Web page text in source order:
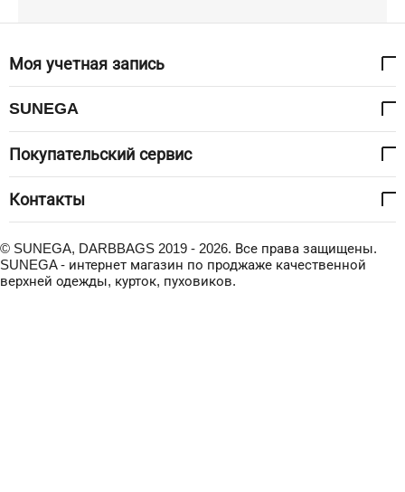
Моя учетная запись
SUNEGA
Покупательский сервис
Контакты
© SUNEGA, DARBBAGS 2019 - 2026. Все права защищены.
SUNEGA - интернет магазин по проджаже качественной
верхней одежды, курток, пуховиков.